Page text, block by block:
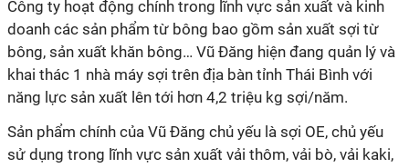
Công ty hoạt động chính trong lĩnh vực sản xuất và kinh
doanh các sản phẩm từ bông bao gồm sản xuất sợi từ
bông, sản xuất khăn bông… Vũ Đăng hiện đang quản lý và
khai thác 1 nhà máy sợi trên địa bàn tỉnh Thái Bình với
năng lực sản xuất lên tới hơn 4,2 triệu kg sợi/năm.
Sản phẩm chính của Vũ Đăng chủ yếu là sợi OE, chủ yếu
sử dụng trong lĩnh vực sản xuất vải thôm, vải bò, vải kaki,